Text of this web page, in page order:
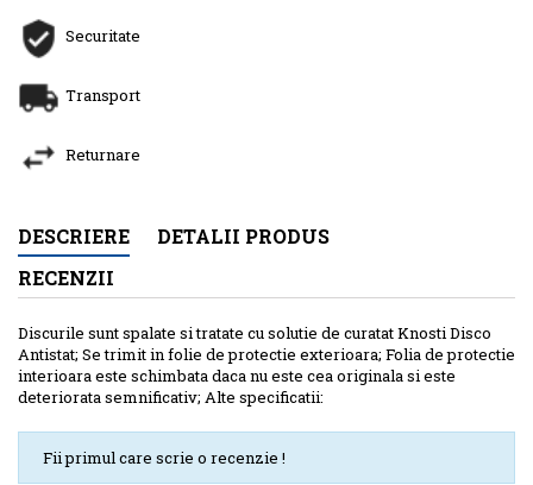
Securitate
Transport
Returnare
DESCRIERE
DETALII PRODUS
RECENZII
Discurile sunt spalate si tratate cu solutie de curatat Knosti Disco
Antistat; Se trimit in folie de protectie exterioara; Folia de protectie
interioara este schimbata daca nu este cea originala si este
deteriorata semnificativ; Alte specificatii:
Fii primul care scrie o recenzie !